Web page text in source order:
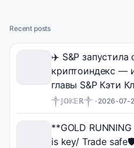
Recent posts
✈️ S&P запустила
криптоиндекс —
главы S&P Кэти
༒𝕁𝕆𝕂𝔼ℝ༒ ·2026-07-
**GOLD
is key/ Trade